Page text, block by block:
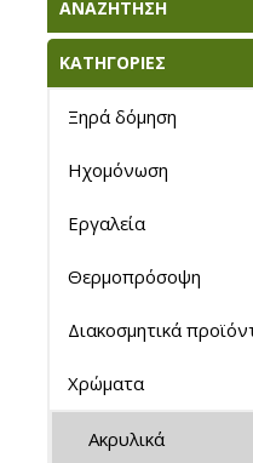
ΑΝΑΖΗΤΗΣΗ
ΚΑΤΗΓΟΡΙΕΣ
Ξηρά δόμηση
Ηχομόνωση
Εργαλεία
Θερμοπρόσοψη
Διακοσμητικά
Χρώματα
Ακρυλικά